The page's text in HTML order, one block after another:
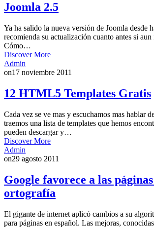
Joomla 2.5
Ya ha salido la nueva versión de Joomla desde
recomienda su actualización cuanto antes si aun
Cómo…
Discover More
Admin
on17 noviembre 2011
12 HTML5 Templates Gratis
Cada vez se ve mas y escuchamos mas hablar
traemos una lista de templates que hemos
pueden descargar y…
Discover More
Admin
on29 agosto 2011
Google favorece a las
ortografía
El gigante de internet aplicó cambios a su
para páginas en español. Las mejoras,